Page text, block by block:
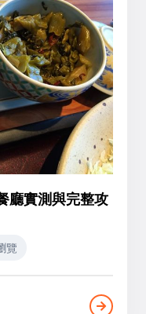
廳實測與完整攻
覽